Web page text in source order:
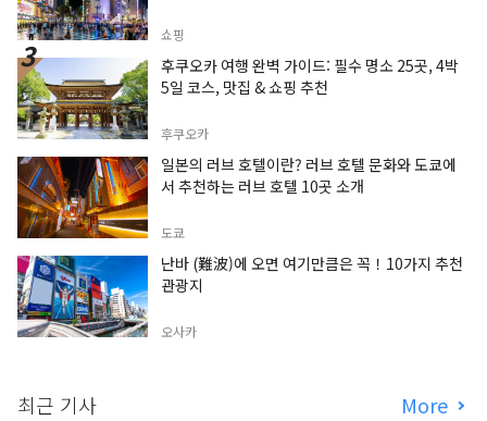
쇼핑
후쿠오카 여행 완벽 가이드: 필수 명소 25곳, 4박
5일 코스, 맛집 & 쇼핑 추천
후쿠오카
일본의 러브 호텔이란? 러브 호텔 문화와 도쿄에
서 추천하는 러브 호텔 10곳 소개
도쿄
난바 (難波)에 오면 여기만큼은 꼭！10가지 추천
관광지
오사카
최근 기사 More